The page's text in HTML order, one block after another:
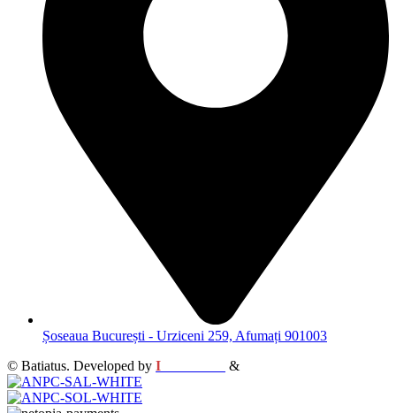
Șoseaua București - Urziceni 259, Afumați 901003
© Batiatus. Developed by I &